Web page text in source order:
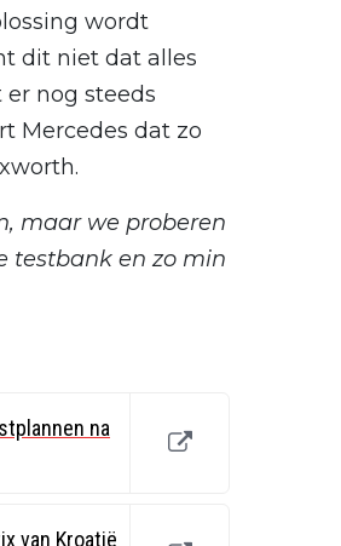
wordt
dit niet dat alles
nog steeds
Mercedes dat zo
maar we proberen
testbank en zo min
na
van Kroatië